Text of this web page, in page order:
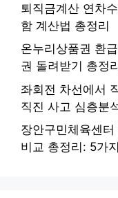
퇴직금계산 연차
함 계산법 총정리
온누리상품권 환
권 돌려받기 총정
좌회전 차선에서
직진 사고 심층분
장안구민체육센
비교 총정리: 5가